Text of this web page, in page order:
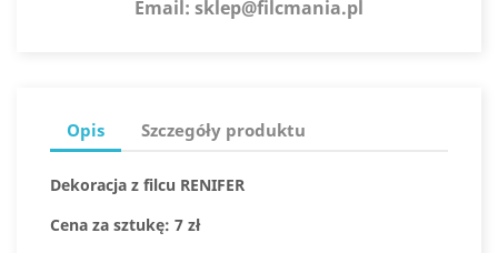
Email: sklep@filcmania.pl
Opis Szczegóły produktu
Dekoracja z filcu RENIFER
Cena za sztukę: 7 zł